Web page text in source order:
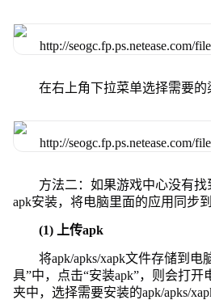
在右上角下拉菜单选择需要的
方法二：如果游戏中心没有
apk安装，将电脑里面的应用同步
(1) 上传apk
将apk/apks/xapk文件存储到电
具”中，点击“安装apk”，则会打
夹中，选择需要安装的apk/apks/